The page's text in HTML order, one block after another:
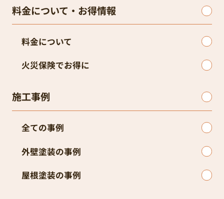
料金について・お得情報
料金について
火災保険でお得に
施工事例
全ての事例
外壁塗装の事例
屋根塗装の事例